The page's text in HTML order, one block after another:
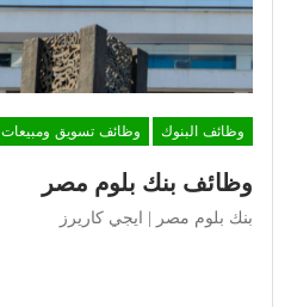
وظائف البنوك
وظائف تسويق ومبيعات
وظائف بنك بلوم مصر
بنك بلوم مصر | ايجي كاريرز